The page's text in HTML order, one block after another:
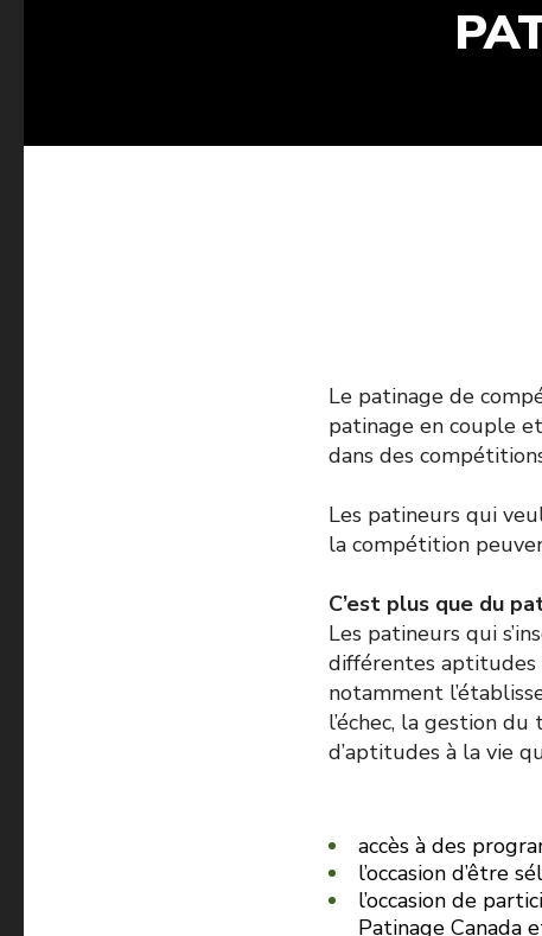
Le patinage de
patinage en couple
dans des
Les patineurs qui
la compétition
C’est plus que du
Les patineurs qui
différentes aptitudes
notamment
l’échec, la gestion
d’aptitudes à la vie
accès à des
l’occasion d’être
l’occasion de
Patinage Canada